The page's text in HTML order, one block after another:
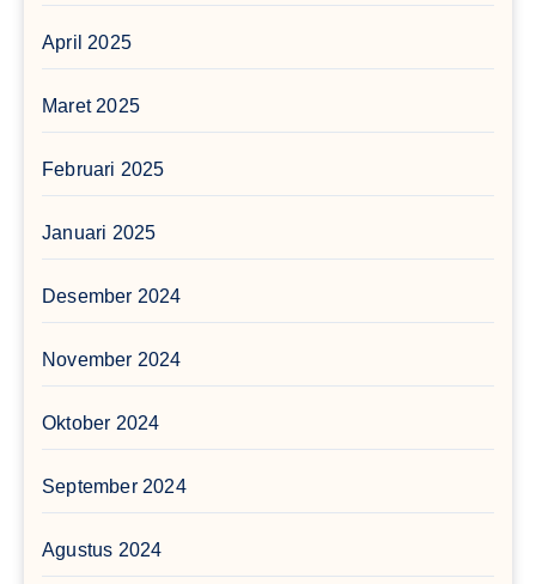
April 2025
Maret 2025
Februari 2025
Januari 2025
Desember 2024
November 2024
Oktober 2024
September 2024
Agustus 2024